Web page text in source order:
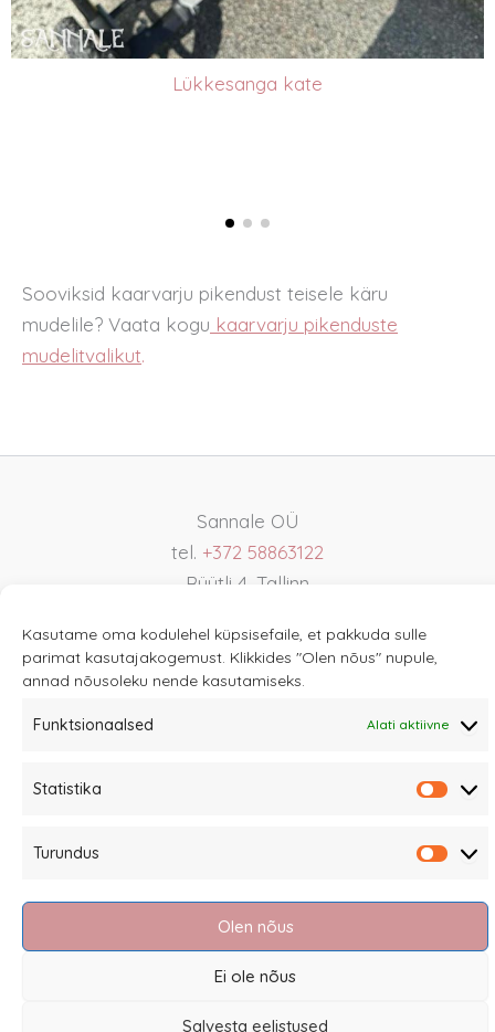
Kasutame oma kodulehel küpsisefaile, et pakkuda sulle
parimat kasutajakogemust. Klikkides "Olen nõus" nupule,
annad nõusoleku nende kasutamiseks.
Funktsionaalsed Alati aktiivne
Statistika
Turundus
Olen nõus
Ei ole nõus
Salvesta eelistused
Lükkesanga kate
Sooviksid kaarvarju pikendust teisele käru
mudelile? Vaata kogu kaarvarju pikenduste
mudelitvalikut.
Sannale OÜ
tel. +372 58863122
Rüütli 4, Tallinn
Müügitingimused
Kauba tagastamine
Privaatsuspoliitika ja küpsised